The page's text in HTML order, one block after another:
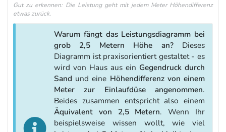
Gut zu erkennen: Die Leistung geht mit jedem Meter Höhendifferenz
etwas zurück.
Warum fängt das Leistungsdiagramm bei
grob 2,5 Metern Höhe an?Dieses
Diagramm ist praxisorientiert gestaltet - es
wird von Haus aus ein Gegendruck durch
Sand und eine Höhendifferenz von einem
Meter zur Einlaufdüse angenommen.
Beides zusammen entspricht also einem
Äquivalent von 2,5 Metern. Wenn Ihr
beispielsweise wissen wollt, wie viel